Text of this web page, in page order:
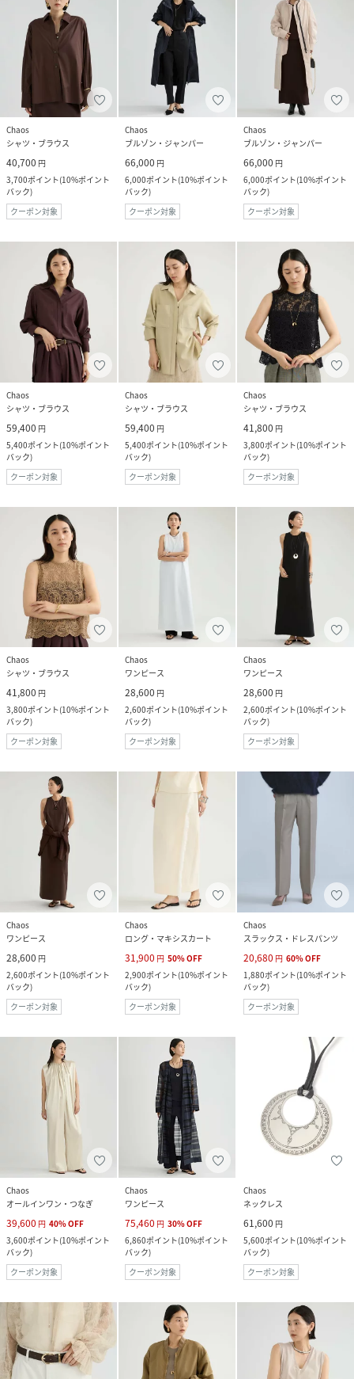
Chaos
シャツ・ブラウス
40,700 円
3,700ポイント(10%ポイント
バック)
クーポン対象
Chaos
ブルゾン・ジャンパー
66,000 円
6,000ポイント(10%ポイント
バック)
クーポン対象
Chaos
ブルゾン・ジャンパー
66,000 円
6,000ポイント(10%ポイント
バック)
クーポン対象
Chaos
シャツ・ブラウス
59,400 円
5,400ポイント(10%ポイント
バック)
クーポン対象
Chaos
シャツ・ブラウス
59,400 円
5,400ポイント(10%ポイント
バック)
クーポン対象
Chaos
シャツ・ブラウス
41,800 円
3,800ポイント(10%ポイント
バック)
クーポン対象
Chaos
シャツ・ブラウス
41,800 円
3,800ポイント(10%ポイント
バック)
クーポン対象
Chaos
ワンピース
28,600 円
2,600ポイント(10%ポイント
バック)
クーポン対象
Chaos
ワンピース
28,600 円
2,600ポイント(10%ポイント
バック)
クーポン対象
Chaos
ワンピース
28,600 円
2,600ポイント(10%ポイント
バック)
クーポン対象
Chaos
ロング・マキシスカート
31,900 円 50%OFF
2,900ポイント(10%ポイント
バック)
クーポン対象
Chaos
スラックス・ドレスパンツ
20,680 円 60%OFF
1,880ポイント(10%ポイント
バック)
クーポン対象
Chaos
オールインワン・つなぎ
39,600 円 40%OFF
3,600ポイント(10%ポイント
バック)
クーポン対象
Chaos
ワンピース
75,460 円 30%OFF
6,860ポイント(10%ポイント
バック)
クーポン対象
Chaos
ネックレス
61,600 円
5,600ポイント(10%ポイント
バック)
クーポン対象